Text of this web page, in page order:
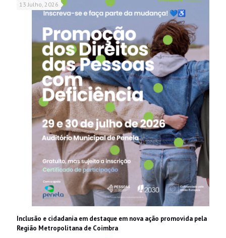
13 Julho, 2026
Inclusão e cidadania em destaque em nova ação promovida pela
Região Metropolitana de Coimbra